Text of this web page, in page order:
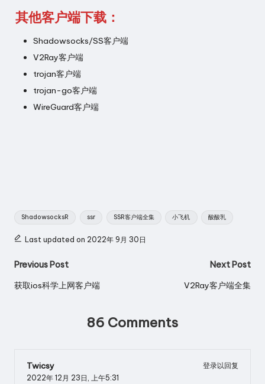
其他客户端下载：
Shadowsocks/SS客户端
V2Ray客户端
trojan客户端
trojan-go客户端
WireGuard客户端
Tags:
ShadowsocksR ssr SSR客户端全集 小飞机 酸酸乳
Last updated on 2022年 9月 30日
Post
navigation
Previous Post
获取ios科学上网客户端
Next Post
V2Ray客户端全集
86 Comments
Twicsy
登录以回复
2022年 12月 23日,
上午5:31